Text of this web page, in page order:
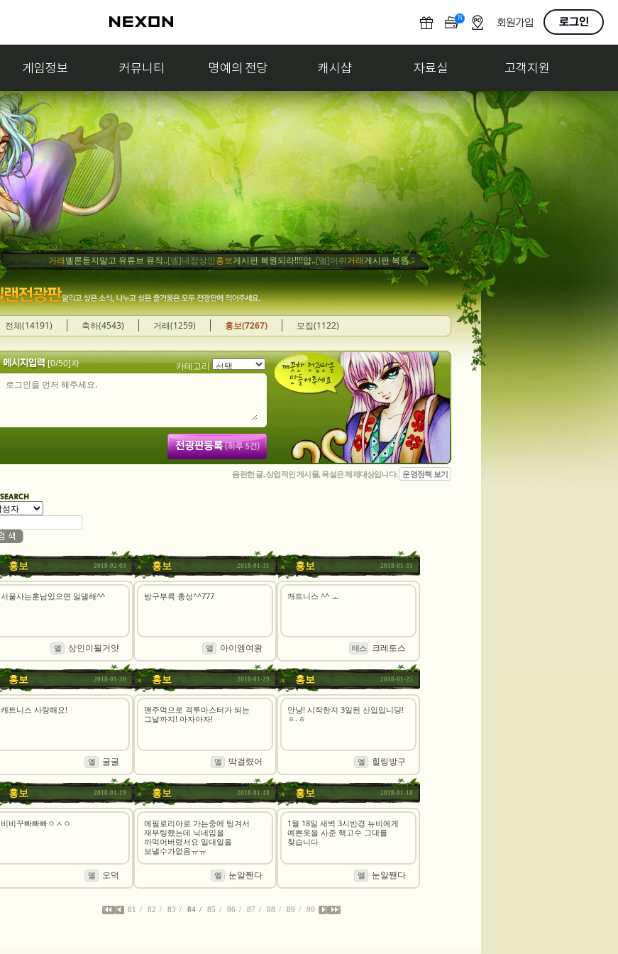
N
F
회원가입 로그인
게임정보 커뮤니티 명예의 전당 캐시샵 자료실 고객지원
멜론듣지말고 유튜브 뮤직..[엘]내잡상인홍보게시판 복원되라!!!!얍..[엘]머쥐거래게시판 복원 기원[엘]감조탕홍보사고팔기 게시판 만들어줘
전체(14191) 축하(4543) 거래(1259) 홍보(7267) 모집(1122)
카테고리
[0/50]자
음란한 글, 상업적인 게시물, 욕설은 제제대상입니다. 운영정책 보기
홍보
서울사는훈남있으면 일댈해^^
엘 상인이될거얏
2018-02-03 홍보
방구부륵 충성^^777
엘 아이엠여왕
2018-01-31 홍보
캐트니스 ^^ ㅗ
테스 크레토스
2018-01-31
홍보
캐트니스 사랑해요!
엘 굴굴
2018-01-30 홍보
맨주먹으로 격투마스터가 되는
그날까지! 아자아자!
엘 딱걸렸어
2018-01-29 홍보
안냥! 시작한지 3일된 신입입니댱!
ㅎ-ㅎ
엘 힐링방구
2018-01-25
홍보
비비꾸빠빠빠ㅇㅅㅇ
엘 오덕
2018-01-19 홍보
에필로리아로 가는중에 팅겨서
재부팅했는데 닉네임을
까먹어버렸서요 일대일을
보낼수가없음ㅠㅠ
엘 눈알짼다
2018-01-18 홍보
1월 18일 새벽 3시반경 뉴비에게
예쁜옷을 사준 핵고수 그대를
찾습니다
엘 눈알짼다
2018-01-18
81 82 83 84 85 86 87 88 89 90